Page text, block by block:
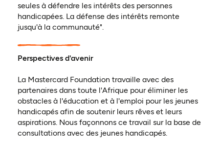
seules à défendre les intérêts des personnes
handicapées. La défense des intérêts remonte
jusqu'à la communauté".
Perspectives d'avenir
La Mastercard Foundation travaille avec des
partenaires dans toute l'Afrique pour éliminer les
obstacles à l'éducation et à l'emploi pour les jeunes
handicapés afin de soutenir leurs rêves et leurs
aspirations. Nous façonnons ce travail sur la base de
consultations avec des jeunes handicapés.